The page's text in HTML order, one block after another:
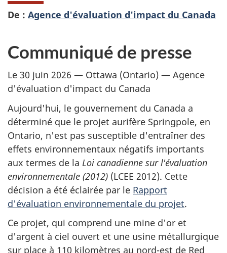
De : Agence d'évaluation d'impact du Canada
Communiqué de presse
Le 30 juin 2026 — Ottawa (Ontario) — Agence
d'évaluation d'impact du Canada
Aujourd'hui, le gouvernement du Canada a
déterminé que le projet aurifère Springpole, en
Ontario, n'est pas susceptible d'entraîner des
effets environnementaux négatifs importants
aux termes de la Loi canadienne sur l'évaluation
environnementale (2012) (LCEE 2012). Cette
décision a été éclairée par le Rapport
d'évaluation environnementale du projet.
Ce projet, qui comprend une mine d'or et
d'argent à ciel ouvert et une usine métallurgique
sur place à 110 kilomètres au nord-est de Red